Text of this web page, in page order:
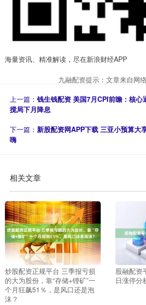
海量资讯、精准解读，尽在新浪财经APP
九融配资提示：文章来自网
上一篇： 钱生钱配资 美国7月CPI前瞻：核心
搅局下月降息
下一篇： 新股配资网APP下载 三亚小预算大
嗨
相关文章
炒股配资正规平台 三季报亏损
的大为股份，靠“存储+锂矿”一
个月狂飙51％，是风口还是泡
沫？
股融配资
日涨停分